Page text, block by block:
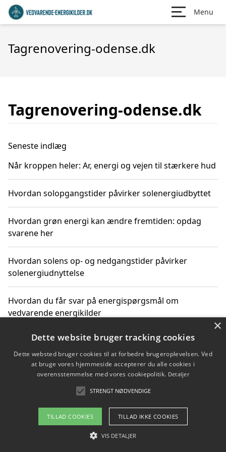
Menu
Tagrenovering-odense.dk
Tagrenovering-odense.dk
Seneste indlæg
Når kroppen heler: Ar, energi og vejen til stærkere hud
Hvordan solopgangstider påvirker solenergiudbyttet
Hvordan grøn energi kan ændre fremtiden: opdag
svarene her
Hvordan solens op- og nedgangstider påvirker
solenergiudnyttelse
Hvordan du får svar på energispørgsmål om
vedvarende energikilder
Copyright 2026 - Pilanto Aps
Om / kontakt
Blog Betingelser
×
Dette website bruger tracking cookies
Dette websted bruger cookies til at forbedre brugeroplevelsen. Ved
at bruge vores hjemmeside accepterer du alle cookies i
overensstemmelse med vores cookiepolitik. Detaljer
STRENGT NØDVENDIGE
TILLAD COOKIES TILLAD IKKE COOKIES
VIS DETALJER